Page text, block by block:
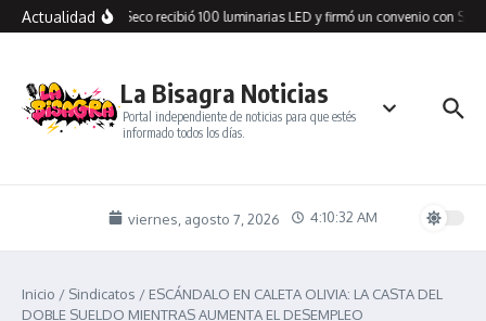
Saltar al contenido
ActualidadCañadón Seco recibió 100 luminarias LED y firmó un convenio con
La Bisagra Noticias
Portal independiente de noticias para que estés
informado todos los días.
viernes, agosto 7, 2026 4:10:32 AM
Inicio / Sindicatos / ESCÁNDALO EN CALETA OLIVIA: LA CASTA DEL
DOBLE SUELDO MIENTRAS AUMENTA EL DESEMPLEO